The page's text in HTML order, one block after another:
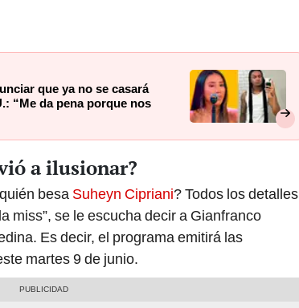
que ya no se casará
“Me da pena porque nos
a ilusionar?
besa Suheyn Cipriani? Todos los detalles
miss”, se le escucha decir a Gianfranco
Es decir, el programa emitirá las
martes 9 de junio.